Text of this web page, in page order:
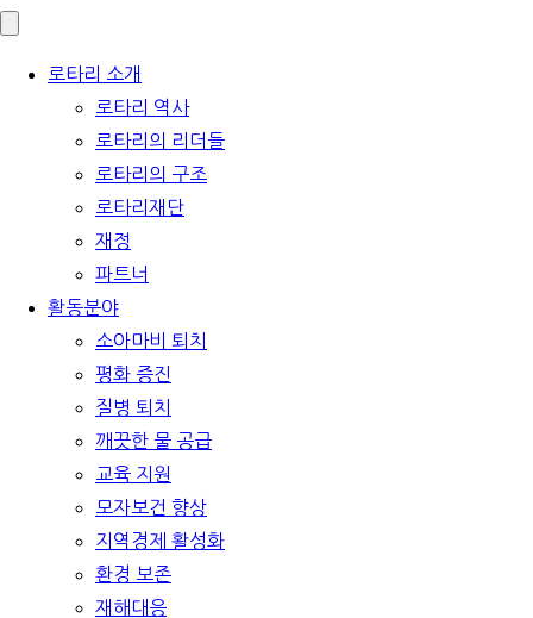
로타리 소개
로타리 역사
로타리의 리더들
로타리의 구조
로타리재단
재정
파트너
활동분야
소아마비 퇴치
평화 증진
질병 퇴치
깨끗한 물 공급
교육 지원
모자보건 향상
지역경제 활성화
환경 보존
재해대응